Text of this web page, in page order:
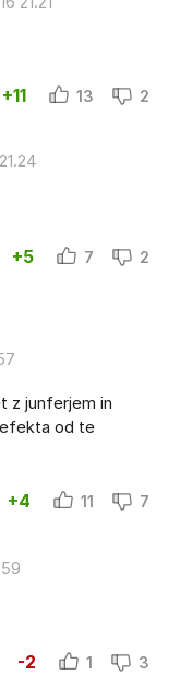
+11 13 2
+5 7 2
z junferjem in
od te
+4 11 7
-2 1 3